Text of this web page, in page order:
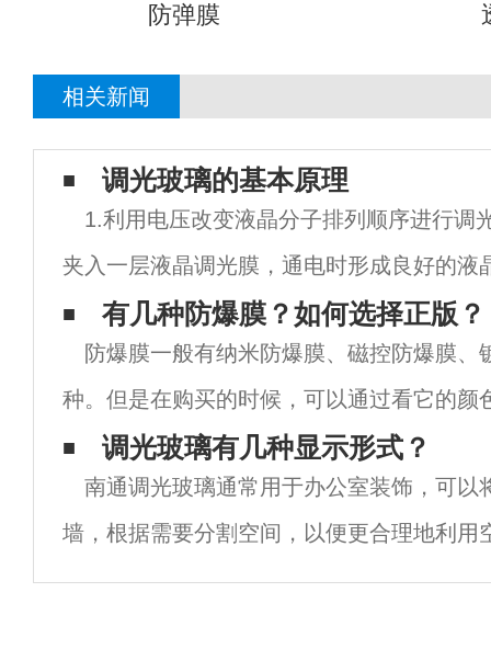
防弹膜
相关新闻
调光玻璃的基本原理
1.利用电压改变液晶分子排列顺序进行调
夹入一层液晶调光膜，通电时形成良好的液
其基本结构是将几个微米大小的液晶盒集体
夹在透明导电膜之间，形成特殊的夹层结构
有几种防爆膜？如何选择正版？
防爆膜一般有纳米防爆膜、磁控防爆膜、
种。但是在购买的时候，可以通过看它的颜
和气味来判断膜的真伪。然后，让我们详细
容。一、南通防爆膜类型分类。1.纳米防爆
调光玻璃有几种显示形式？
南通调光玻璃通常用于办公室装饰，可以
墙，根据需要分割空间，以便更合理地利用
同的家庭和办公室目的。调光膜的出现使这